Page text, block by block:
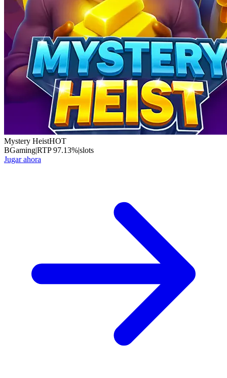
Mystery HeistHOT
BGaming|RTP97.13%|slots
Jugar ahora